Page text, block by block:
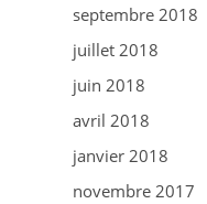
septembre 2018
juillet 2018
juin 2018
avril 2018
janvier 2018
novembre 2017